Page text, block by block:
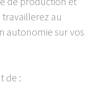
travaillerez au
autonomie sur vos
de :